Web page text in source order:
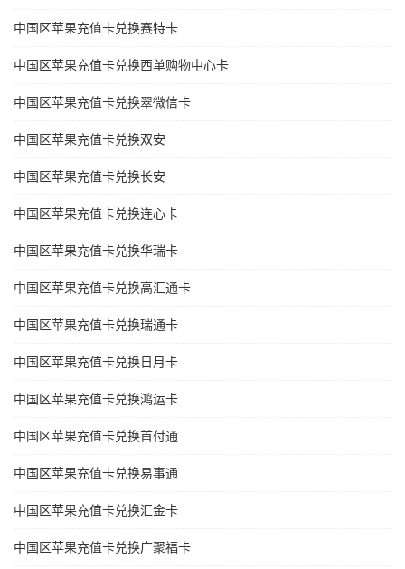
中国区苹果充值卡兑换赛特卡
中国区苹果充值卡兑换西单购物中心卡
中国区苹果充值卡兑换翠微信卡
中国区苹果充值卡兑换双安
中国区苹果充值卡兑换长安
中国区苹果充值卡兑换连心卡
中国区苹果充值卡兑换华瑞卡
中国区苹果充值卡兑换高汇通卡
中国区苹果充值卡兑换瑞通卡
中国区苹果充值卡兑换日月卡
中国区苹果充值卡兑换鸿运卡
中国区苹果充值卡兑换首付通
中国区苹果充值卡兑换易事通
中国区苹果充值卡兑换汇金卡
中国区苹果充值卡兑换广聚福卡